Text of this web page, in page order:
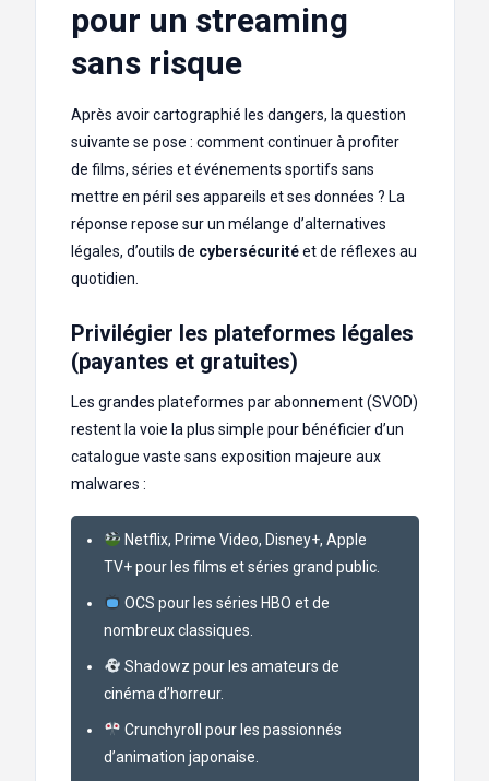
pour un streaming
sans risque
Après avoir cartographié les dangers, la question
suivante se pose : comment continuer à profiter
de films, séries et événements sportifs sans
mettre en péril ses appareils et ses données ? La
réponse repose sur un mélange d’alternatives
légales, d’outils de cybersécuritéet de réflexes au
quotidien.
Privilégier les plateformes légales
(payantes et gratuites)
Les grandes plateformes par abonnement (SVOD)
restent la voie la plus simple pour bénéficier d’un
catalogue vaste sans exposition majeure aux
malwares :
Netflix, Prime Video, Disney+, Apple
TV+ pour les films et séries grand public.
OCS pour les séries HBO et de
nombreux classiques.
Shadowz pour les amateurs de
cinéma d’horreur.
Crunchyroll pour les passionnés
d’animation japonaise.